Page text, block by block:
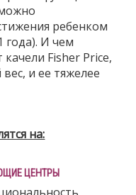
ребенком
года). И чем
Fisher Price,
и ее тяжелее
на:
ЦЕНТРЫ